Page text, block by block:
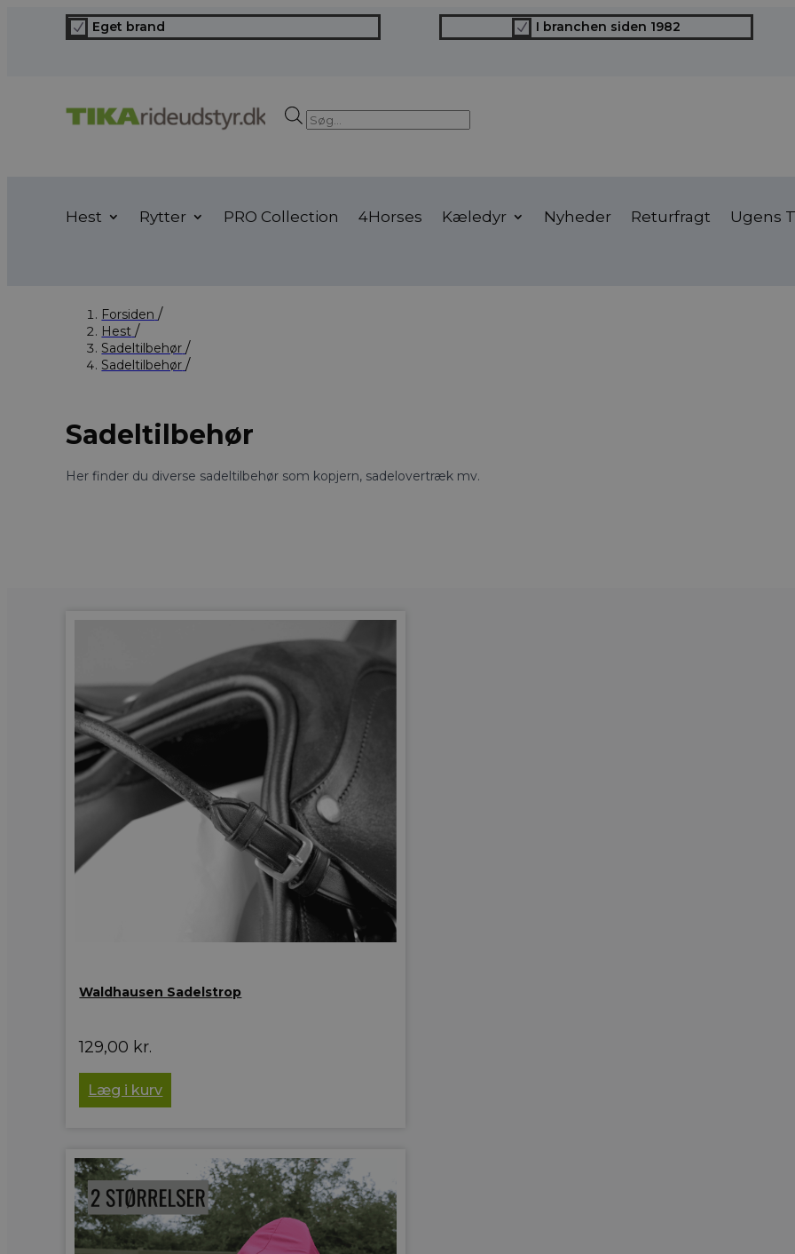
N Eget brand N I branchen siden 1982
Products
search
Hest Rytter PRO Collection 4Horses Kæledyr Nyheder Returfragt Ugens
Forsiden
Hest
Sadeltilbehør
Sadeltilbehør
Sadeltilbehør
Her finder du diverse sadeltilbehør som kopjern, sadelovertræk mv.
Waldhausen Sadelstrop
129,00 kr.
Læg i kurv